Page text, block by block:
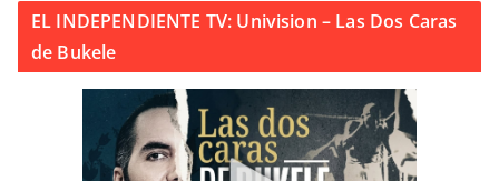
EL INDEPENDIENTE TV: Univision – Las Dos Caras
de Bukele